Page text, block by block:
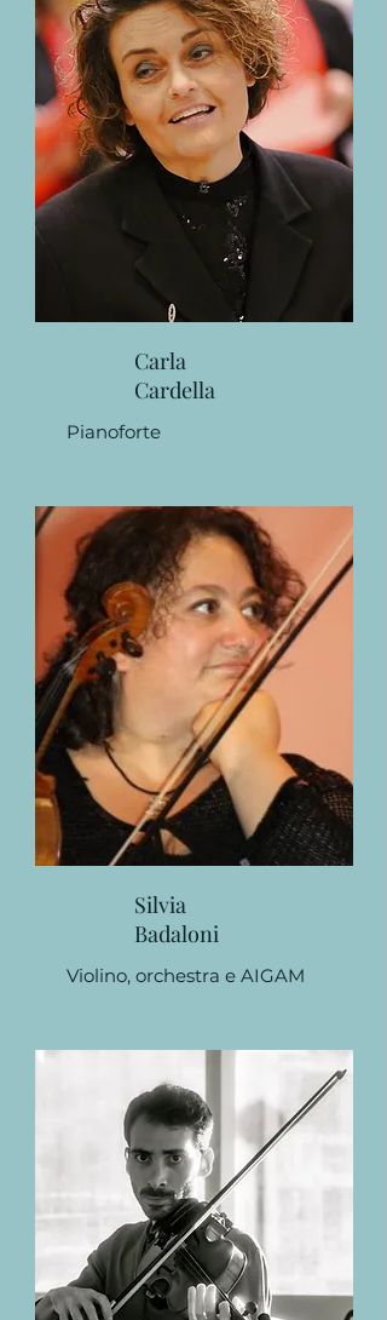
Carla
Cardella
Pianoforte
Silvia
Badaloni
Violino, orchestra e AIGAM